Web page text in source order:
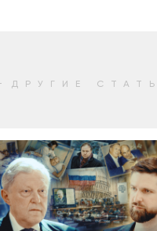
ДРУГИЕ